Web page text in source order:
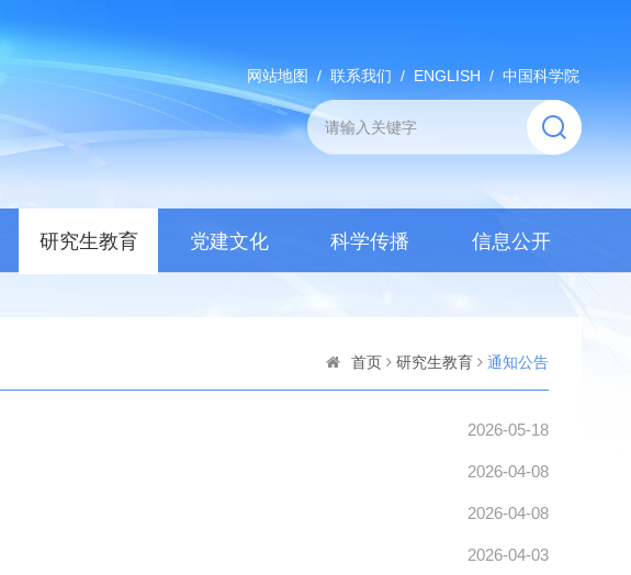
网站地图 / 联系我们 / ENGLISH / 中国科学院
研究生教育 党建文化 科学传播 信息公开
首页 研究生教育 通知公告
2026-05-18
2026-04-08
2026-04-08
2026-04-03